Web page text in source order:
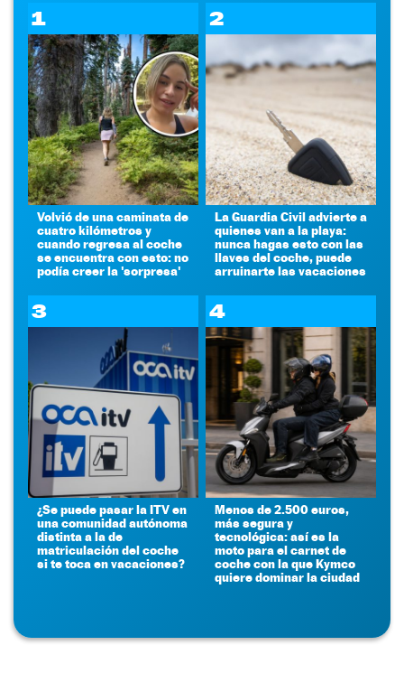
1
Volvió de una caminata de
cuatro kilómetros y
cuando regresa al coche
se encuentra con esto: no
podía creer la 'sorpresa'
2
La Guardia Civil advierte a
quienes van a la playa:
nunca hagas esto con las
llaves del coche, puede
arruinarte las vacaciones
3
¿Se puede pasar la ITV en
una comunidad autónoma
distinta a la de
matriculación del coche
si te toca en vacaciones?
4
Menos de 2.500 euros,
más segura y
tecnológica: así es la
moto para el carnet de
coche con la que Kymco
quiere dominar la ciudad